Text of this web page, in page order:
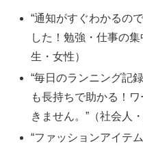
“通知がすぐわかるの
した！勉強・仕事の
生・女性）
“毎日のランニング記
も長持ちで助かる！
きません。”（社会人・
“ファッションアイテ